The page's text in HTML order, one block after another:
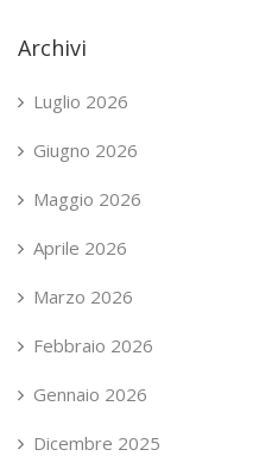
Archivi
Luglio 2026
Giugno 2026
Maggio 2026
Aprile 2026
Marzo 2026
Febbraio 2026
Gennaio 2026
Dicembre 2025